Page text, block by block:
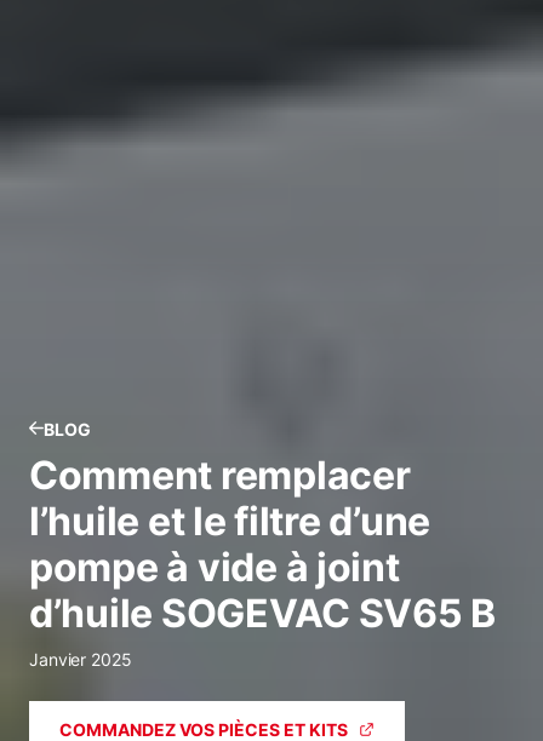
BLOG
Comment remplacer
l’huile et le filtre d’une
pompe à vide à joint
d’huile SOGEVAC SV65 B
Janvier 2025
COMMANDEZ VOS PIÈCES ET KITS